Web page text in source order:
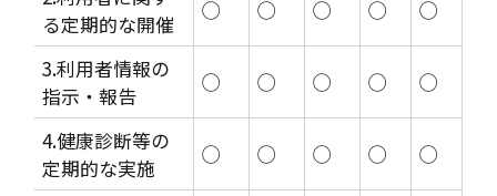
る定期的な開催
◯ ◯ ◯ ◯ ◯
3.利用者情報の
指示・報告
◯ ◯ ◯ ◯ ◯
4.健康診断等の
定期的な実施
◯ ◯ ◯ ◯ ◯